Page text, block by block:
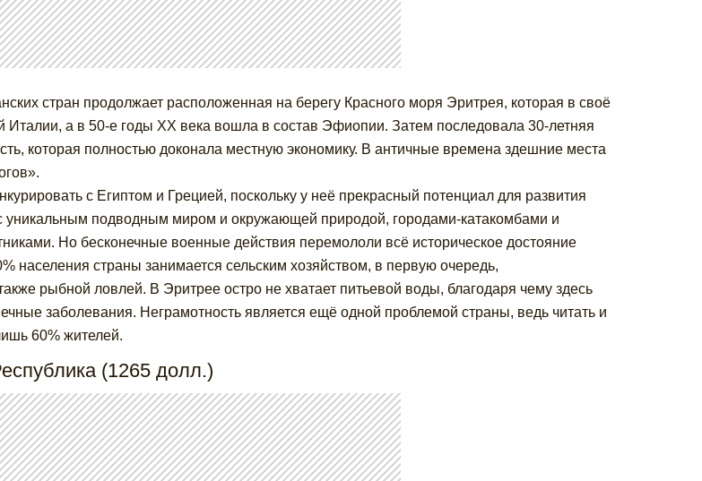
стран продолжает расположенная на берегу Красного моря Эритрея, которая в своё
Италии, а в 50-е годы XX века вошла в состав Эфиопии. Затем последовала 30-летняя
которая полностью доконала местную экономику. В античные времена здешние места
с Египтом и Грецией, поскольку у неё прекрасный потенциал для развития
уникальным подводным миром и окружающей природой, городами-катакомбами и
Но бесконечные военные действия перемололи всё историческое достояние
населения страны занимается сельским хозяйством, в первую очередь,
рыбной ловлей. В Эритрее остро не хватает питьевой воды, благодаря чему здесь
заболевания. Неграмотность является ещё одной проблемой страны, ведь читать и
60% жителей.
(1265 долл.)